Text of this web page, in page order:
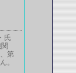
氏
第
。